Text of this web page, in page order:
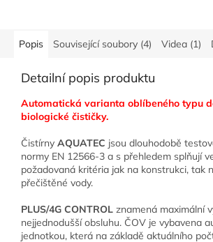
Popis
Související soubory (4) Videa (1)
Detailní popis produktu
Automatická varianta oblíbeného typu
biologické čističky.
Čistírny AQUATEC jsou dlouhodobě
normy EN 12566-3 a s přehledem splňují
požadovaná kritéria jak na konstrukci, tak
přečištěné vody.
PLUS/4G CONTROL znamená maximální
nejjednodušší obsluhu. ČOV je vybavena
jednotkou, která na základě aktuálního